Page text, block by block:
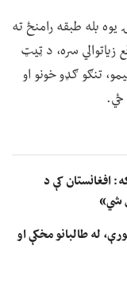
بله طبقه رامنځ ته
سره، د ټیټ
تنګو ګډو خونو او
ځي.
افغانستان کې د
شي»
له طالبانو مخکې او